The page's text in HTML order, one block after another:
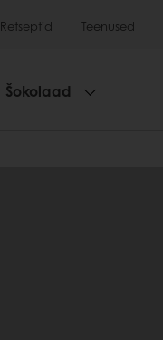
Retseptid Teenused
Šokolaad